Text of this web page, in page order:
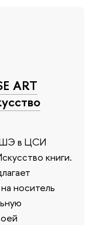
ART
в ЦСИ
книги.
носитель